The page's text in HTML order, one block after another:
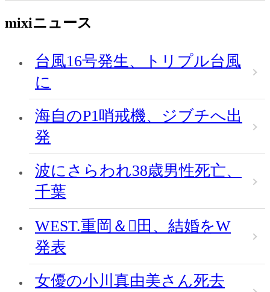
mixiニュース
台風16号発生、トリプル台風
に
海自のP1哨戒機、ジブチへ出
発
波にさらわれ38歳男性死亡、
千葉
WEST.重岡＆田、結婚をW
発表
女優の小川真由美さん死去